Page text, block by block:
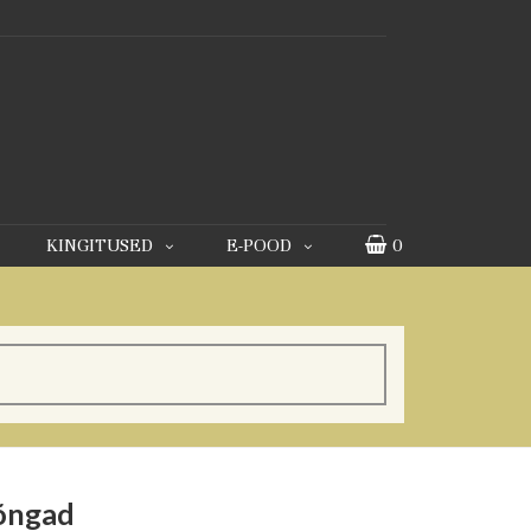
KINGITUSED E-POOD 0